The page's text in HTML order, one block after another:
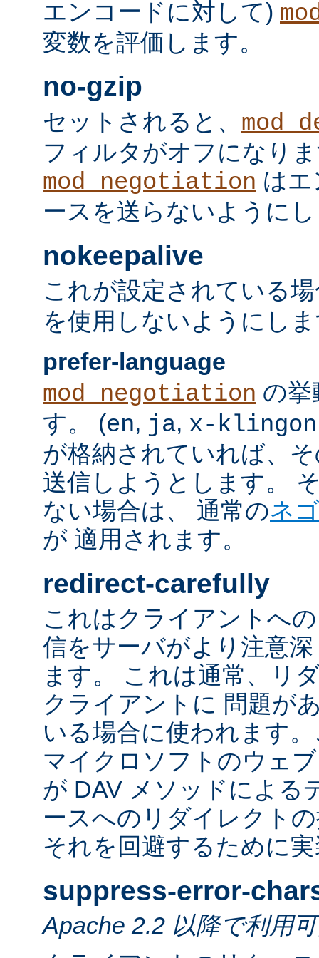
エンコードに対して)
変数を評価します。
no-gzip
セットされると、
フィルタがオフになり
mod_negotiation は
ースを送らないように
nokeepalive
これが設定されている
を使用しないようにし
prefer-language
mod_negotiation の挙
す。 (en, ja, x-klingon
が格納されていれば、
送信しようとします。
ない場合は、 通常のネ
が 適用されます。
redirect-carefully
これはクライアントへ
信をサーバがより注意
ます。 これは通常、リ
クライアントに 問題が
いる場合に使われます
マイクロソフトのウェ
が DAV メソッドによる
ースへのリダイレクト
それを回避するために
suppress-error-
Apache 2.2 以降で利用